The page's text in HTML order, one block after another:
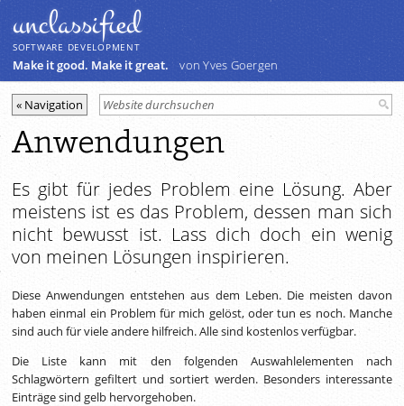
unclassiﬁed
SOFTWARE DEVELOPMENT
Make it good. Make it great. von Yves Goergen
Anwendungen
Es gibt für jedes Problem eine Lösung. Aber
meistens ist es das Problem, dessen man sich
nicht bewusst ist. Lass dich doch ein wenig
von meinen Lösungen inspirieren.
Diese Anwendungen entstehen aus dem Leben. Die meisten davon
haben einmal ein Problem für mich gelöst, oder tun es noch. Manche
sind auch für viele andere hilfreich. Alle sind kostenlos verfügbar.
Die Liste kann mit den folgenden Auswahlelementen nach
Schlagwörtern gefiltert und sortiert werden. Besonders interessante
Einträge sind gelb hervorgehoben.